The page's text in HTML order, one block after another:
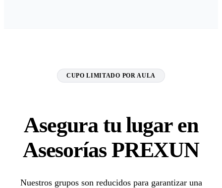
CUPO LIMITADO POR AULA
Asegura tu lugar en
Asesorías PREXUN
Nuestros grupos son reducidos para garantizar una